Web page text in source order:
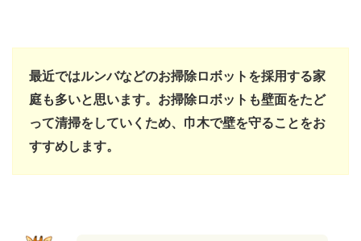
最近ではルンバなどのお掃除ロボットを採用する家
庭も多いと思います。お掃除ロボットも壁面をたど
って清掃をしていくため、巾木で壁を守ることをお
すすめします。